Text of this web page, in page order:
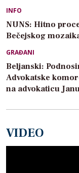
INFO
NUNS: Hitno
Bečejskog
GRAĐANI
Beljanski:
Advokatske
na advokaticu
VIDEO